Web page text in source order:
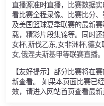
直播源准时直播，比赛数据
看比赛全程录像、比赛比分
及美国篮球夏季联赛的最新
载，精彩片段集锦等。同时
女杯,斯伐乙东,女非洲杯,德
女,俄涅夫斯基甲等联赛直播。
【友好提示】部分比赛将在
新查看。 如果本页面比赛已
效，请进入网站首页查看最新